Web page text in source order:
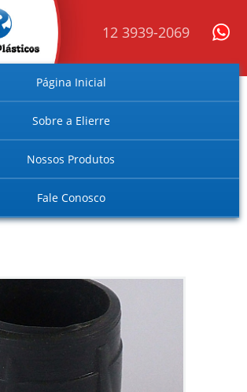
12 3939-2069
Página Inicial
Sobre a Elierre
Nossos Produtos
Fale Conosco